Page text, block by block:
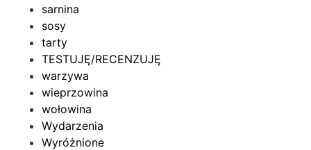
sarnina
sosy
tarty
TESTUJĘ/RECENZUJĘ
warzywa
wieprzowina
wołowina
Wydarzenia
Wyróżnione